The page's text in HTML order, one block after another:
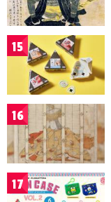
15
16
17